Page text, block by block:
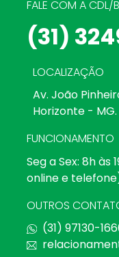
FALE COM A CDL/
(31)
LOCALIZAÇÃO
Av. João
Horizonte - MG.
FUNCIONAMENTO
Seg a Sex: 8h às
online e
OUTROS
(31) 97130-